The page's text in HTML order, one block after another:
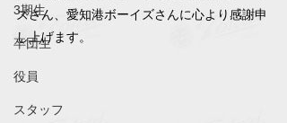
3期生
卒団生
役員
スタッフ
ズさん、愛知港ボーイズさんに心より感謝申
し上げます。